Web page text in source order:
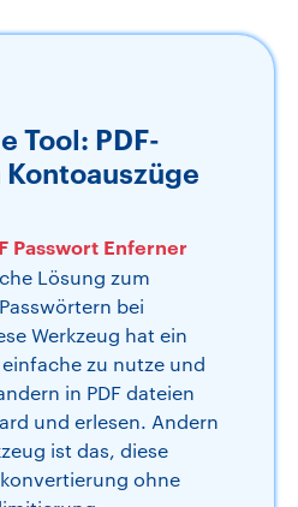
Tool: PDF-
Passwort Enferner
Lösung zum
bei
Werkzeug hat ein
zu nutze und
in PDF dateien
und erlesen. Andern
ist das, diese
ohne